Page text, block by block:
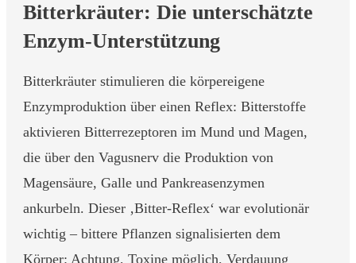
Bitterkräuter: Die unterschätzte
Enzym-Unterstützung
Bitterkräuter stimulieren die körpereigene
Enzymproduktion über einen Reflex: Bitterstoffe
aktivieren Bitterrezeptoren im Mund und Magen,
die über den Vagusnerv die Produktion von
Magensäure, Galle und Pankreasenzymen
ankurbeln. Dieser ‚Bitter-Reflex‘ war evolutionär
wichtig – bittere Pflanzen signalisierten dem
Körper: Achtung, Toxine möglich, Verdauung